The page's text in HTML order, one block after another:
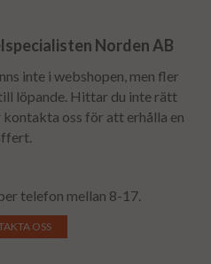
Norden AB
inte i webshopen, men fler
löpande. Hittar du inte rätt
oss för att erhålla en
telefon mellan 8-17.
OSS